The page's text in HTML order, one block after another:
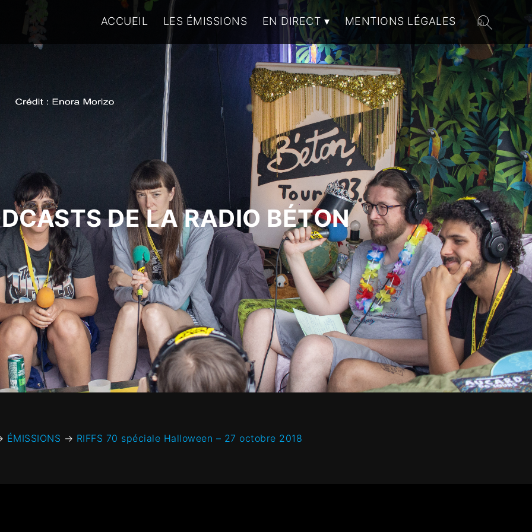
ACCUEIL LES ÉMISSIONS EN DIRECT MENTIONS LÉGALES
DE LA RADIO BÉTON
ÉMISSIONS → RIFFS 70 spéciale Halloween – ‎27 ‎octobre ‎2018